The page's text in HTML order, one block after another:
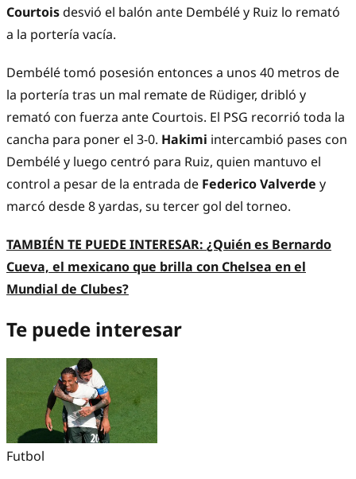
Courtoisdesvió el balón ante Dembélé y Ruiz lo remató
a la portería vacía.
Dembélé tomó posesión entonces a unos 40 metros de
la portería tras un mal remate de Rüdiger, dribló y
remató con fuerza ante Courtois. El PSG recorrió toda la
cancha para poner el 3-0. Hakimi intercambió pases con
Dembélé y luego centró para Ruiz, quien mantuvo el
control a pesar de la entrada de FedericoValverde y
marcó desde 8 yardas, su tercer gol del torneo.
TAMBIÉN TE PUEDE INTERESAR: ¿Quién es Bernardo
Cueva, el mexicano que brilla con Chelsea en el
Mundial de Clubes?
Te puede interesar
Futbol